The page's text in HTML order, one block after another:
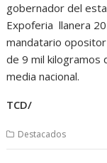
gobernador del
Expoferia llanera
mandatario
de 9 mil kilogramos
media nacional.
TCD/
Destacados